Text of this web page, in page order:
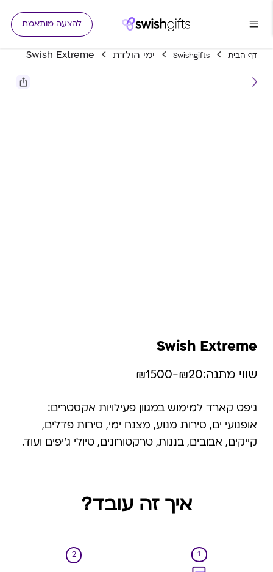
להצעה מותאמת
דף הבית Swishgifts ימי הולדת Swish Extreme
Swish Extreme
שווי מתנה:₪20-₪1500
גיפט קארד למימוש במגוון פעילויות אקסטרים:
אופנועי ים, סירות מנוע, מצנח ימי, סירות פדלים,
קייקים, אבובים, בננות, טרקטורונים, טיולי ג'יפים ועוד.
הנחות חבר מועדון ו/או צבירת נקודות מועדון ו/או
מימוש באתרי אונליין (אלא אם צויין אחרת)
איך זה עובד?
1
2